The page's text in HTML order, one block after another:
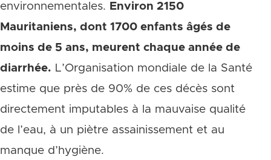
environnementales. Environ 2150
Mauritaniens, dont 1700 enfants âgés de
moins de 5 ans, meurent chaque année de
diarrhée. L’Organisation mondiale de la Santé
estime que près de 90% de ces décès sont
directement imputables à la mauvaise qualité
de l’eau, à un piètre assainissement et au
manque d’hygiène.